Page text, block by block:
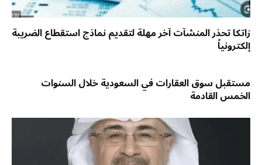
زاتكا تحذر المنشآت آخر مهلة لتقديم نماذج استقطاع الضريبة
إلكترونياً
مستقبل سوق العقارات في السعودية خلال السنوات
الخمس القادمة